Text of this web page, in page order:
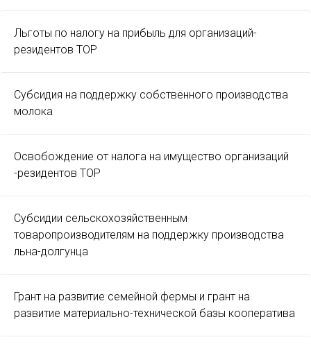
Льготы по налогу на прибыль для организаций-
резидентов ТОР
Субсидия на поддержку собственного производства
молока
Освобождение от налога на имущество организаций
-резидентов ТОР
Субсидии сельскохозяйственным
товаропроизводителям на поддержку производства
льна-долгунца
Грант на развитие семейной фермы и грант на
развитие материально-технической базы кооператива